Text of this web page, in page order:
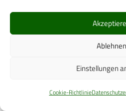
Ablehnen
Einstellungen
Cookie-Richtlinie
Meier-Medizintechnik GmbH